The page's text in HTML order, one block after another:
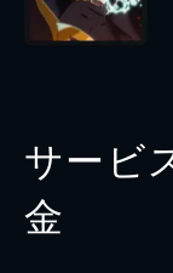
サービ
金